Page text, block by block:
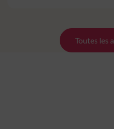
Toutes les